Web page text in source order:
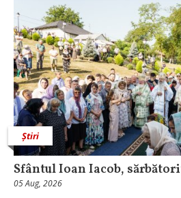
Știri
Sfântul Ioan Iacob,
05 Aug, 2026